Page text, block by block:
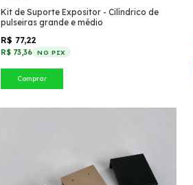
Kit de Suporte Expositor - Cilíndrico de
pulseiras grande e médio
R$ 77,22
R$ 73,36 NO PIX
Comprar